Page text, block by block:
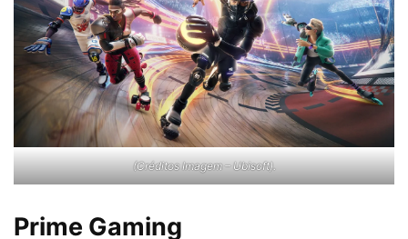
(Créditos Imagem – Ubisoft).
Prime Gaming